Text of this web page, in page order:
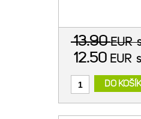
13.90EUR
12.50 EUR
DO